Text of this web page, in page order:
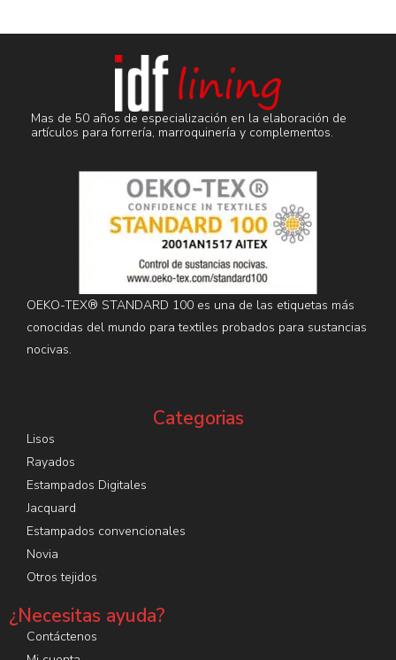
Mas de 50 años de especialización en la elaboración de
artículos para forrería, marroquinería y complementos.
OEKO-TEX® STANDARD 100 es una de las etiquetas más
conocidas del mundo para textiles probados para sustancias
nocivas.
Categorias
Lisos
Rayados
Estampados Digitales
Jacquard
Estampados convencionales
Novia
Otros tejidos
¿Necesitas ayuda?
Contáctenos